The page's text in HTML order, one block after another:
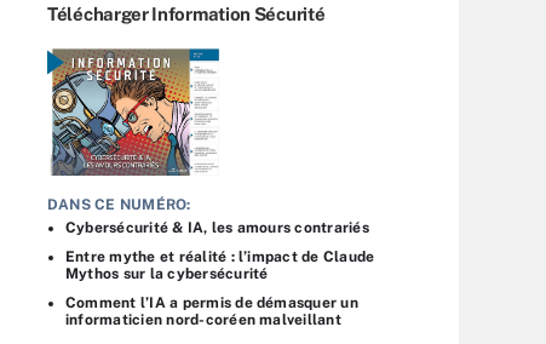
Télécharger Information Sécurité
DANS CE NUMÉRO:
Cybersécurité & IA, les amours contrariés
Entre mythe et réalité : l’impact de Claude
Mythos sur la cybersécurité
Comment l’IA a permis de démasquer un
informaticien nord-coréen malveillant